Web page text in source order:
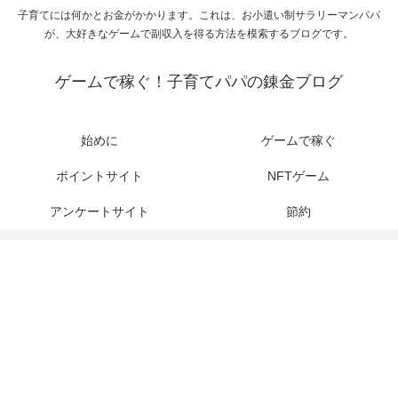
子育てには何かとお金がかかります。これは、お小遣い制サラリーマンパパ
が、大好きなゲームで副収入を得る方法を模索するブログです。
ゲームで稼ぐ！子育てパパの錬金ブログ
始めに ゲームで稼ぐ
ポイントサイト NFTゲーム
アンケートサイト 節約